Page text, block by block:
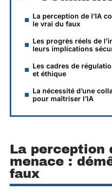
La perception de l’IA
le vrai du faux
Les progrès réels de
leurs implications
Les cadres de
et éthique
La nécessité d’une
pour maîtriser l’IA
La perception
menace :
faux